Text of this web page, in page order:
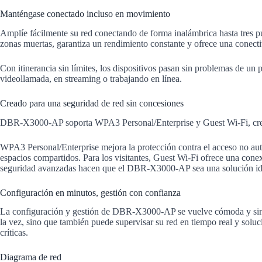
Manténgase conectado incluso en movimiento
Amplíe fácilmente su red conectando de forma inalámbrica hasta tres
zonas muertas, garantiza un rendimiento constante y ofrece una
Con itinerancia sin límites, los dispositivos pasan sin problemas de
videollamada, en streaming o trabajando en línea.
Creado para una seguridad de red sin concesiones
DBR-X3000-AP soporta WPA3 Personal/Enterprise y Guest Wi-Fi,
WPA3 Personal/Enterprise mejora la protección contra el acceso no
espacios compartidos. Para los visitantes, Guest Wi-Fi ofrece una
seguridad avanzadas hacen que el DBR-X3000-AP sea una solución
Configuración en minutos, gestión con confianza
La configuración y gestión de DBR-X3000-AP se vuelve cómoda y
la vez, sino que también puede supervisar su red en tiempo real y
críticas.
Diagrama de red